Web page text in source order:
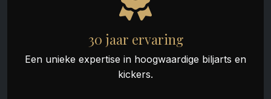
30 jaar ervaring
Een unieke expertise in hoogwaardige biljarts en
kickers.